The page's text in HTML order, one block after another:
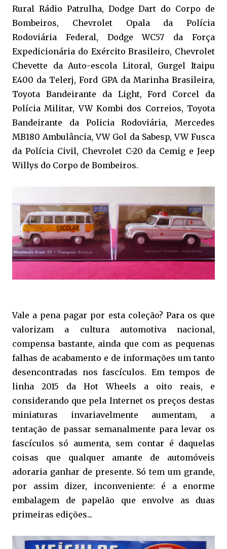
Rural Rádio Patrulha, Dodge Dart do Corpo de
Bombeiros, Chevrolet Opala da Polícia
Rodoviária Federal, Dodge WC57 da Força
Expedicionária do Exército Brasileiro, Chevrolet
Chevette da Auto-escola Litoral, Gurgel Itaipu
E400 da Telerj, Ford GPA da Marinha Brasileira,
Toyota Bandeirante da Light, Ford Corcel da
Polícia Militar, VW Kombi dos Correios, Toyota
Bandeirante da Policia Rodoviária, Mercedes
MB180 Ambulância, VW Gol da Sabesp, VW Fusca
da Polícia Civil, Chevrolet C-20 da Cemig e Jeep
Willys do Corpo de Bombeiros.
Vale a pena pagar por esta coleção? Para os que
valorizam a cultura automotiva nacional,
compensa bastante, ainda que com as pequenas
falhas de acabamento e de informações um tanto
desencontradas nos fascículos. Em tempos de
linha 2015 da Hot Wheels a oito reais, e
considerando que pela Internet os preços destas
miniaturas invariavelmente aumentam, a
tentação de passar semanalmente para levar os
fascículos só aumenta, sem contar é daquelas
coisas que qualquer amante de automóveis
adoraria ganhar de presente. Só tem um grande,
por assim dizer, inconveniente: é a enorme
embalagem de papelão que envolve as duas
primeiras edições...